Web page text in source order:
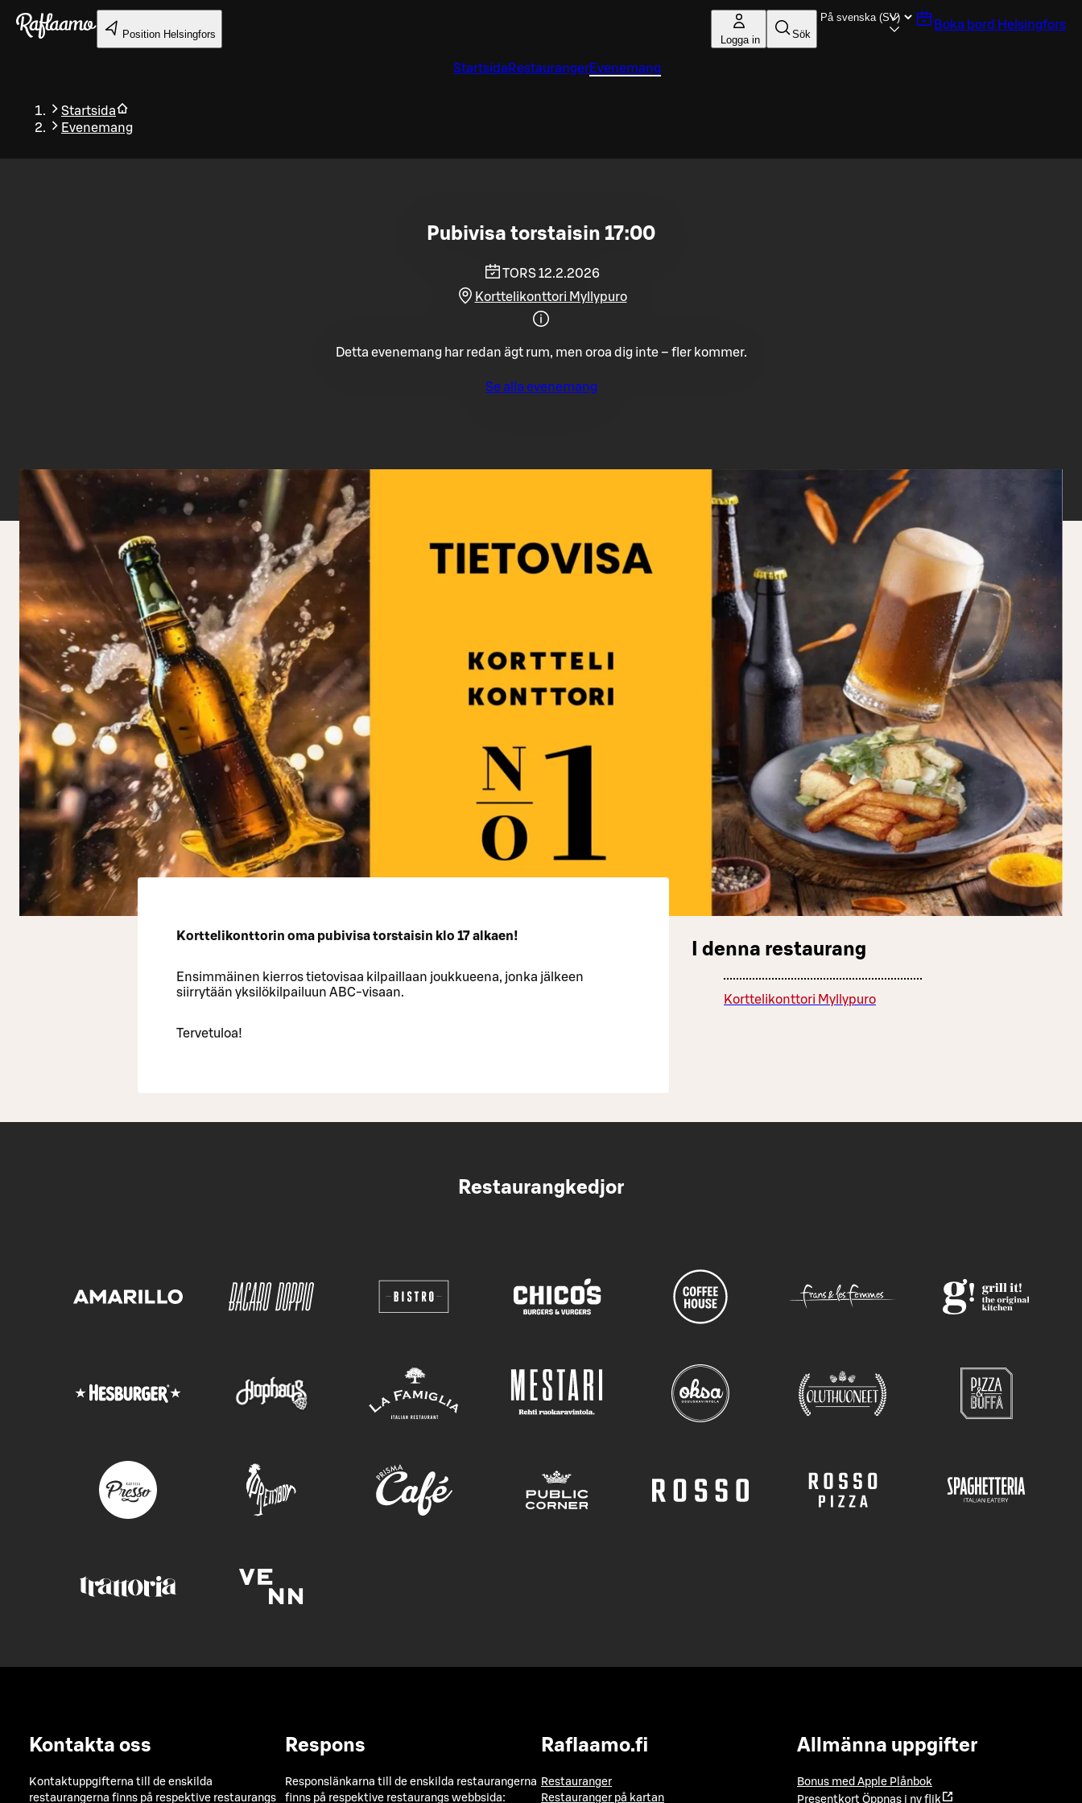
Gå till huvudinnehållet
Position Helsingfors Logga in Sök
Boka bord Helsingfors
Startsida RestaurangerEvenemang
Startsida
Evenemang
Tillbaka
Pubivisa torstaisin 17:00
TORS 12.2.2026
Korttelikonttori Myllypuro
Detta evenemang har redan ägt rum, men oroa dig inte – fler kommer.
Se alla evenemang
Korttelikonttorin oma pubivisa torstaisin klo 17 alkaen!
Ensimmäinen kierros tietovisaa kilpaillaan joukkueena, jonka jälkeen
siirrytään yksilökilpailuun ABC-visaan.
Tervetuloa!
I denna restaurang
Korttelikonttori Myllypuro
Restaurangkedjor
Kontakta oss
Kontaktuppgifterna till de enskilda
restaurangerna finns på respektive restaurangs
Respons
Responslänkarna till de enskilda restaurangerna
finns på respektive restaurangs webbsida:
Raflaamo.fi
Restauranger
Restauranger på kartan
Allmänna uppgifter
Bonus med Apple Plånbok
Presentkort Öppnas i ny flik